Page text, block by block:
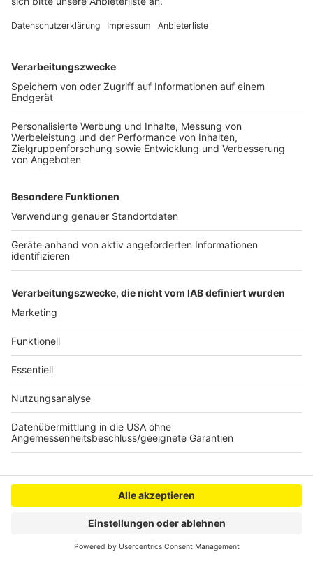
zwei landete der Verein „Igel Garten e.V.“. Und Platz
drei belegte die Kita Kaleidoskop mit ihrem Projekt
Gewinner für ihre
Projekte ein Preisgeld von 1.000 bis 2.500 Euro.
Anzeige
Weitere Themen von Rhein und Erft
Anzeige
BrühlMobil wird zum Jahresende eingestellt
Zukunft der Musikschule "La Musica" ungewiss
Weihnachtmarkt in Wesseling
Anzeige
Anzeige